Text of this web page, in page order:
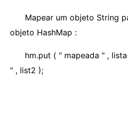
Mapear um objeto String
objeto HashMap :
hm.put ( " mapeada " ,
" , list2 );